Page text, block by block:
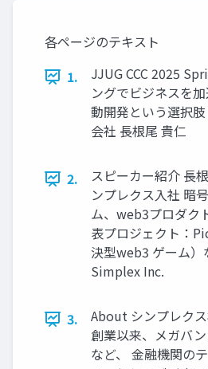
各ページのテキスト
1.
JJUG CCC 2025
ングでビジネスを
動開発という選択
会社 長根尾 貴仁
2.
スピーカー紹介 長
ンプレクス入社 暗
ム、web3プロダク
表プロジェクト：
決型web3 ゲーム
Simplex Inc.
3.
About シンプレク
創業以来、メガバ
など、 金融機関の